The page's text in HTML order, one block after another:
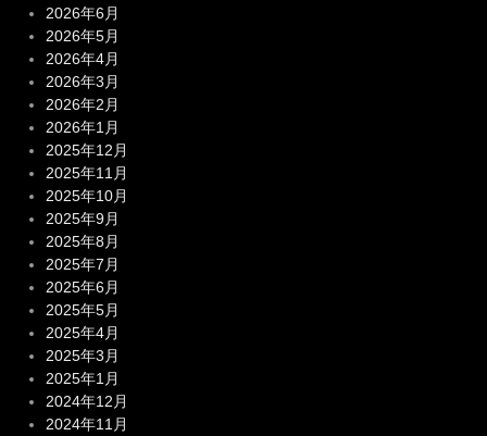
2026年6月
2026年5月
2026年4月
2026年3月
2026年2月
2026年1月
2025年12月
2025年11月
2025年10月
2025年9月
2025年8月
2025年7月
2025年6月
2025年5月
2025年4月
2025年3月
2025年1月
2024年12月
2024年11月